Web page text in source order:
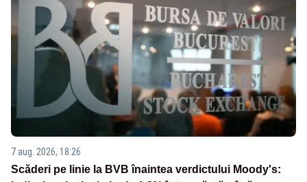
7 aug. 2026, 18:26
Scăderi pe linie la BVB înaintea verdictului Moody's: